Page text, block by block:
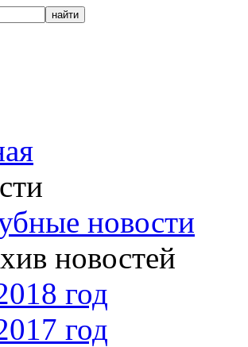
новости
новостей
год
год